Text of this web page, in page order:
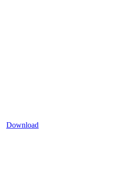
Download